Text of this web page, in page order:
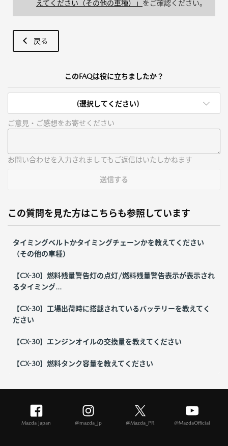
えてください（その他の車種）」 をご確認ください。
戻る
このFAQは役に立ちましたか？
(選択してください)
ご意見・ご感想をお寄せください
お問い合わせを入力されましてもご返信はいたしかねます
送信する
この質問を見た方はこちらも参照しています
タイミングベルトかタイミングチェーンかを教えてください
（その他の車種）
【CX-30】燃料残量警告灯の点灯/燃料残量警告表示が表示され
るタイミング...
【CX-30】工場出荷時に搭載されているバッテリーを教えてく
ださい
【CX-30】エンジンオイルの交換量を教えてください
【CX-30】燃料タンク容量を教えてください
Mazda Japan @mazda_jp @Mazda_PR @MazdaOfficial